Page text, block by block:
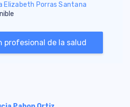
Elizabeth Porras Santana
profesional de la salud